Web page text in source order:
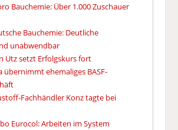
Bauchemie: Über 1.000 Zuschauer
Bauchemie: Deutliche
unabwendbar
Utz setzt Erfolgskurs fort
übernimmt ehemaliges BASF-
Fachhändler Konz tagte bei
Eurocol: Arbeiten im System